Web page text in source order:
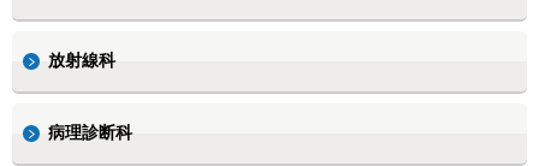
放射線科
病理診断科